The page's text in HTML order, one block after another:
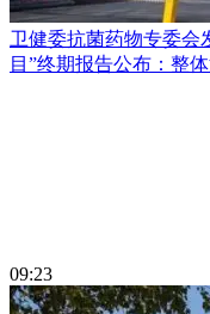
卫健委抗菌药物专委会
目”终期报告公布：整
09:23